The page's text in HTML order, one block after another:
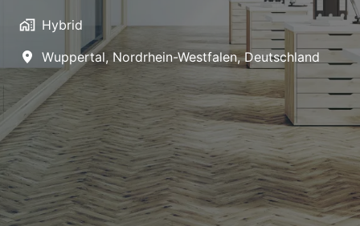
Hybrid
Wuppertal, Nordrhein-Westfalen, Deutschland